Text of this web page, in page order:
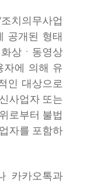
치의무사업
공개된 형태
상ㆍ동영상
자에 의해 유
인 대상으로
사업자 또는
로부터 불법
자를 포함하
카카오톡과